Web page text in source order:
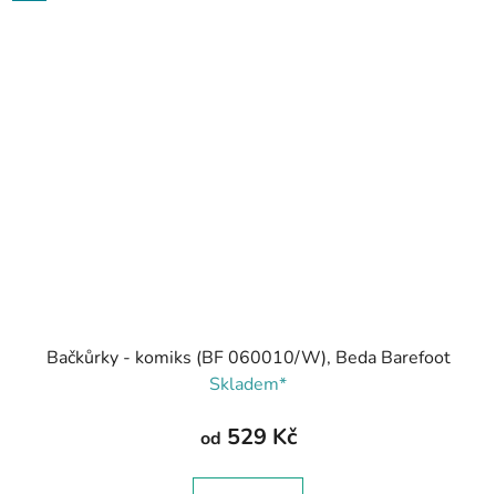
Bačkůrky - komiks (BF 060010/W), Beda Barefoot
Skladem*
od 529 Kč